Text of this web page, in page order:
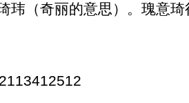
玮（奇丽的意思）。瑰意